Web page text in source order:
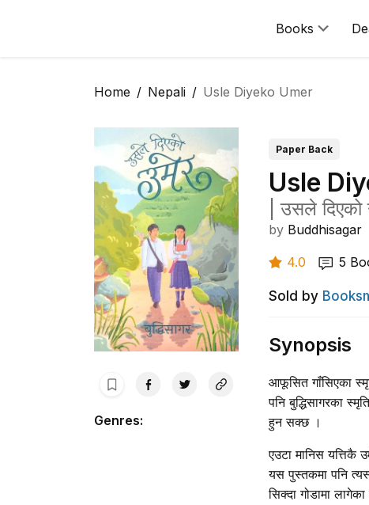
Books
Home Nepali Usle Diyeko Umer
Genres:
Paper Back
Usle
|उसले दिएको
by Buddhisagar
4.0 5
Sold by
Synopsis
आफूसित गाँसिएका
पनि बुद्धिसागरका
हुन सक्छ ।
एउटा मानिस यत्तिकै
यस पुस्तकमा पनि
सिक्दा गोडामा